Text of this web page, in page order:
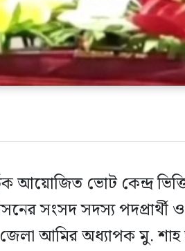
ভোট কেন্দ্র
সংসদ সদস্য পদপ্রার্থী
জেলা আমির অধ্যাপক মু.